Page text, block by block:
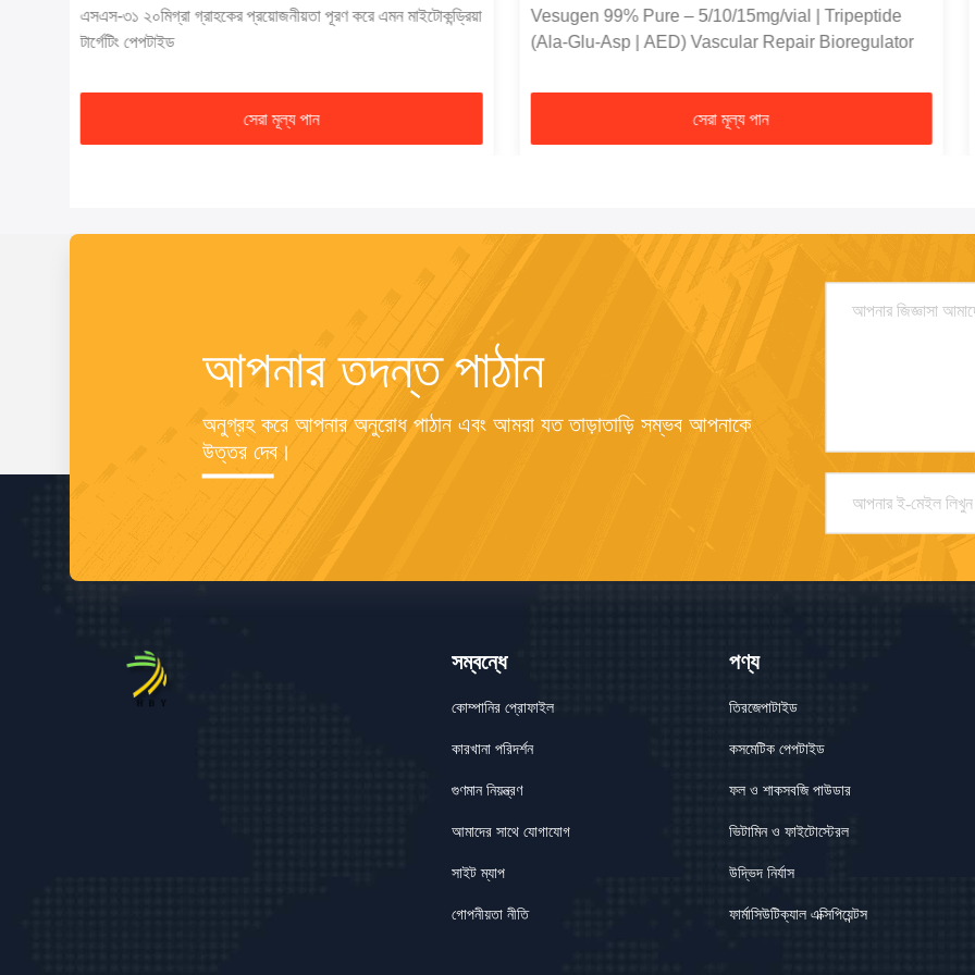
এসএস-৩১ ২০মিগ্রা গ্রাহকের প্রয়োজনীয়তা পূরণ করে এমন মাইটোকন্ড্রিয়া
টার্গেটিং পেপটাইড
সেরা মূল্য পান
Vesugen 99% Pure – 5/10/15mg/vial | Tripeptide
(Ala-Glu-Asp | AED) Vascular Repair Bioregulator
সেরা মূল্য পান
আপনার তদন্ত পাঠান
অনুগ্রহ করে আপনার অনুরোধ পাঠান এবং আমরা যত তাড়াতাড়ি সম্ভব আপনাকে
উত্তর দেব।
সম্বন্ধে
কোম্পানির প্রোফাইল
কারখানা পরিদর্শন
গুণমান নিয়ন্ত্রণ
আমাদের সাথে যোগাযোগ
সাইট ম্যাপ
গোপনীয়তা নীতি
পণ্য
তিরজেপাটাইড
কসমেটিক পেপটাইড
ফল ও শাকসবজি পাউডার
ভিটামিন ও ফাইটোস্টেরল
উদ্ভিদ নির্যাস
ফার্মাসিউটিক্যাল এক্সিপিয়েন্টস